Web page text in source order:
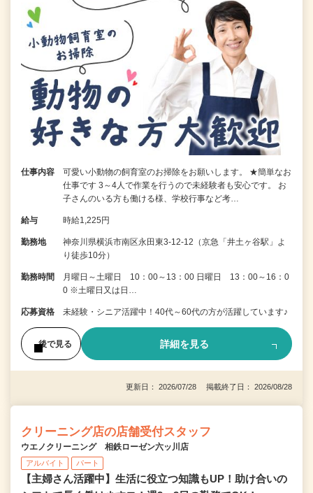
仕事内容
可愛い小動物の飼育室のお掃除をお願いします。 ★簡単なお
仕事です 3～4人で作業を行うので未経験者も安心です。 お
子さんのいる方も働ける様、学校行事など考…
給与 時給1,225円
勤務地
神奈川県横浜市南区永田東3-12-12（京急「井土ヶ谷駅」よ
り徒歩10分）
勤務時間
月曜日～土曜日 10：00～13：00 日曜日 13：00～16：0
0 ※土曜日又は日…
応募資格 未経験・シニア活躍中！40代～60代の方が活躍しています♪
後で見る 詳細を見る
更新日： 2026/07/28 掲載終了日： 2026/08/28
クリーニング店の店舗受付スタッフ
ウエノクリーニング 相鉄ローゼン六ッ川店
アルバイト パート
【主婦さん活躍中】生活に役立つ知識もUP！助け合いの